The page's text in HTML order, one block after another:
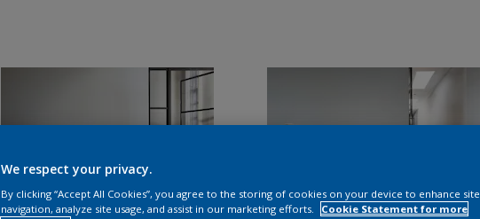
We respect your privacy.
By clicking “Accept All Cookies”, you agree to the storing of cookies on your device to enhance site
navigation, analyze site usage, and assist in our marketing efforts.
Cookie Statement for more